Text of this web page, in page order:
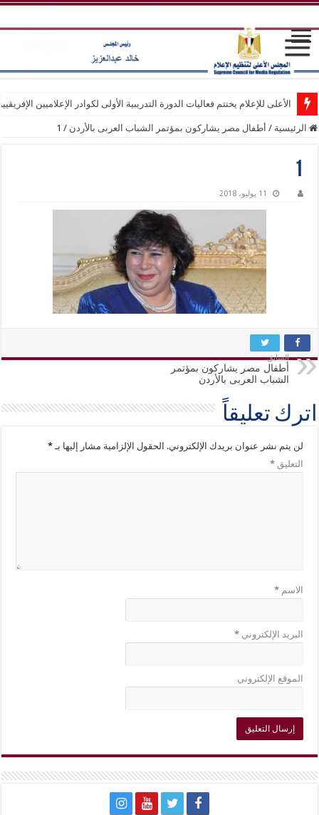
الأعلى للإعلام يختتم فعاليات الدورة التدريبية الأولى لكوادر الإعلاميين
الرئيسية / أطفال مصر يشاركون بمؤتمر الشباب العربى بالأردن /
1
1
11 يوليو، 2018
السابق
أطفال مصر يشاركون بمؤتمر
الشباب العربى بالأردن
اترك تعليقاً
لن يتم نشر عنوان بريدك الإلكتروني. الحقول الإلزامية مشار إليها بـ*
التعليق*
الاسم*
البريد الإلكتروني*
الموقع الإلكتروني